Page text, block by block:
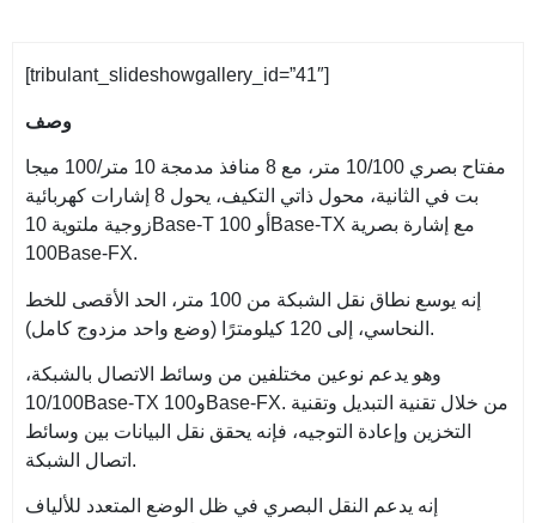
[tribulant_slideshowgallery_id=”41″]
وصف
مفتاح بصري 10/100 متر، مع 8 منافذ مدمجة 10 متر/100 ميجا
بت في الثانية، محول ذاتي التكيف، يحول 8 إشارات كهربائية
زوجية ملتوية 10Base-T أو 100Base-TX مع إشارة بصرية
100Base-FX.
إنه يوسع نطاق نقل الشبكة من 100 متر، الحد الأقصى للخط
النحاسي، إلى 120 كيلومترًا (وضع واحد مزدوج كامل).
وهو يدعم نوعين مختلفين من وسائط الاتصال بالشبكة،
10/100Base-TX و100Base-FX. من خلال تقنية التبديل وتقنية
التخزين وإعادة التوجيه، فإنه يحقق نقل البيانات بين وسائط
اتصال الشبكة.
إنه يدعم النقل البصري في ظل الوضع المتعدد للألياف